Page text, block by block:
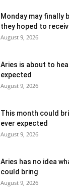
Monday may finally
they hoped to
August 9, 2026
Aries is about to
expected
August 9, 2026
This month could
ever expected
August 9, 2026
Aries has no idea
could bring
August 9, 2026